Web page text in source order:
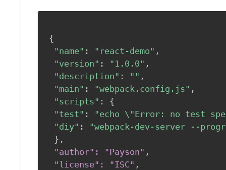
{
"name" : "react-demo" ,
"version" : "1.0.0" ,
"description" : "" ,
"main" : "webpack.config.js" ,
"scripts" :
{
"test" :
"echo \"Error: no test
"diy" :
"webpack-dev-server --
} ,
"author": "Payson" ,
"license": "ISC" ,